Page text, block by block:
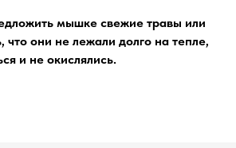
мышке свежие травы или
что они не лежали долго на тепле,
и не окислялись.